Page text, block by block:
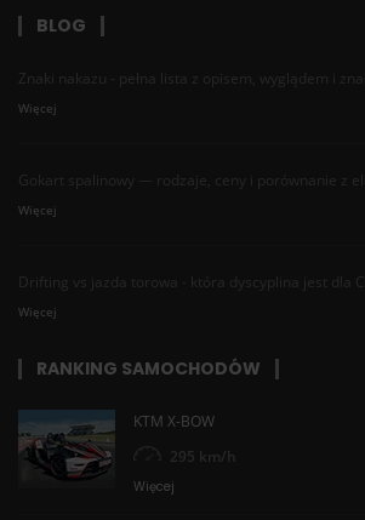
BLOG
Znaki nakazu - pełna lista z opisem, wyglądem i
Więcej
Gokart spalinowy — rodzaje, ceny i porównanie z
Więcej
Drifting vs jazda torowa - która dyscyplina jest dla
Więcej
RANKING SAMOCHODÓW
KTM X-BOW
295 km/h
Więcej